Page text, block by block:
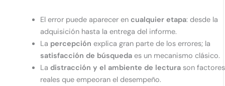
El error puede aparecer encualquier etapa: desde la
adquisición hasta la entrega del informe.
La percepción explica gran parte de los errores; la
satisfacción de búsqueda es un mecanismo clásico.
Ladistracción y el ambiente de lectura son factores
reales que empeoran el desempeño.